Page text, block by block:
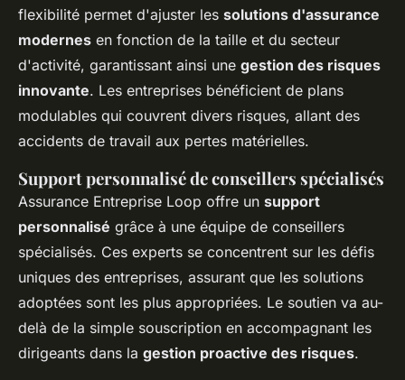
flexibilité permet d'ajuster les solutions d'assurance
modernes en fonction de la taille et du secteur
d'activité, garantissant ainsi une gestion des risques
innovante. Les entreprises bénéficient de plans
modulables qui couvrent divers risques, allant des
accidents de travail aux pertes matérielles.
Support personnalisé de conseillers spécialisés
Assurance Entreprise Loop offre un support
personnalisé grâce à une équipe de conseillers
spécialisés. Ces experts se concentrent sur les défis
uniques des entreprises, assurant que les solutions
adoptées sont les plus appropriées. Le soutien va au-
delà de la simple souscription en accompagnant les
dirigeants dans la gestion proactive des risques.